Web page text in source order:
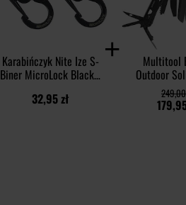
Karabińczyk Nite Ize S-
Biner MicroLock Black -
32,95 zł
Multitool
Outdoor